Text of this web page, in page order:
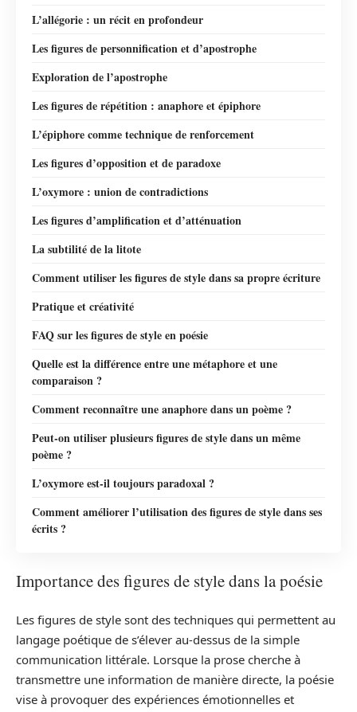
L’allégorie : un récit en profondeur
Les figures de personnification et d’apostrophe
Exploration de l’apostrophe
Les figures de répétition : anaphore et épiphore
L’épiphore comme technique de renforcement
Les figures d’opposition et de paradoxe
L’oxymore : union de contradictions
Les figures d’amplification et d’atténuation
La subtilité de la litote
Comment utiliser les figures de style dans sa propre écriture
Pratique et créativité
FAQ sur les figures de style en poésie
Quelle est la différence entre une métaphore et une
comparaison ?
Comment reconnaître une anaphore dans un poème ?
Peut-on utiliser plusieurs figures de style dans un même
poème ?
L’oxymore est-il toujours paradoxal ?
Comment améliorer l’utilisation des figures de style dans ses
écrits ?
Importance des figures de style dans la poésie
Les figures de style sont des techniques qui permettent au
langage poétique de s’élever au-dessus de la simple
communication littérale. Lorsque la prose cherche à
transmettre une information de manière directe, la poésie
vise à provoquer des expériences émotionnelles et